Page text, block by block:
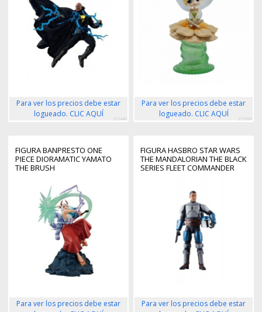
Para ver los precios debe estar
logueado. CLIC AQUÍ
271440
Para ver los precios debe estar
logueado. CLIC AQUÍ
271696
FIGURA BANPRESTO ONE
PIECE DIORAMATIC YAMATO
THE BRUSH
Para ver los precios debe estar
FIGURA HASBRO STAR WARS
THE MANDALORIAN THE BLACK
SERIES FLEET COMMANDER
Para ver los precios debe estar